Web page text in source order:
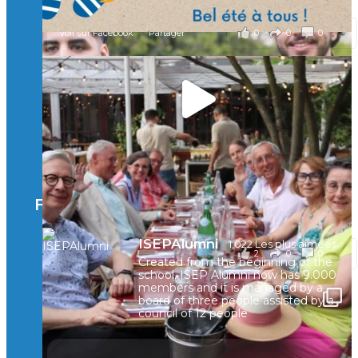
il y a 2 mois
0 0 0
Voir sur Facebook · Partager
🚀Afterwork à Genève 🚀
🥳 Le 22 avril dernier, 14 Alumni vivant / travaillant
en Suisse ont partagé un moment convivial de
retrouvailles et d'échanges !
Merci à tous pour votre présence et à Alexandre
CHEA pour l'organisation !
il y a 3 mois
2 0 0
Voir sur Facebook · Partager
🚀La dynamique des rencontres entre Alumni
continue sur sa lancée ! 🚀🚀
Facebook
ISEPAlumni 1,022 Les plus aimées
Created from the beginning of the
school, ISEP Alumni now has 9.000
members and it is managed by a
board of three people assisted by a
council of 12 people